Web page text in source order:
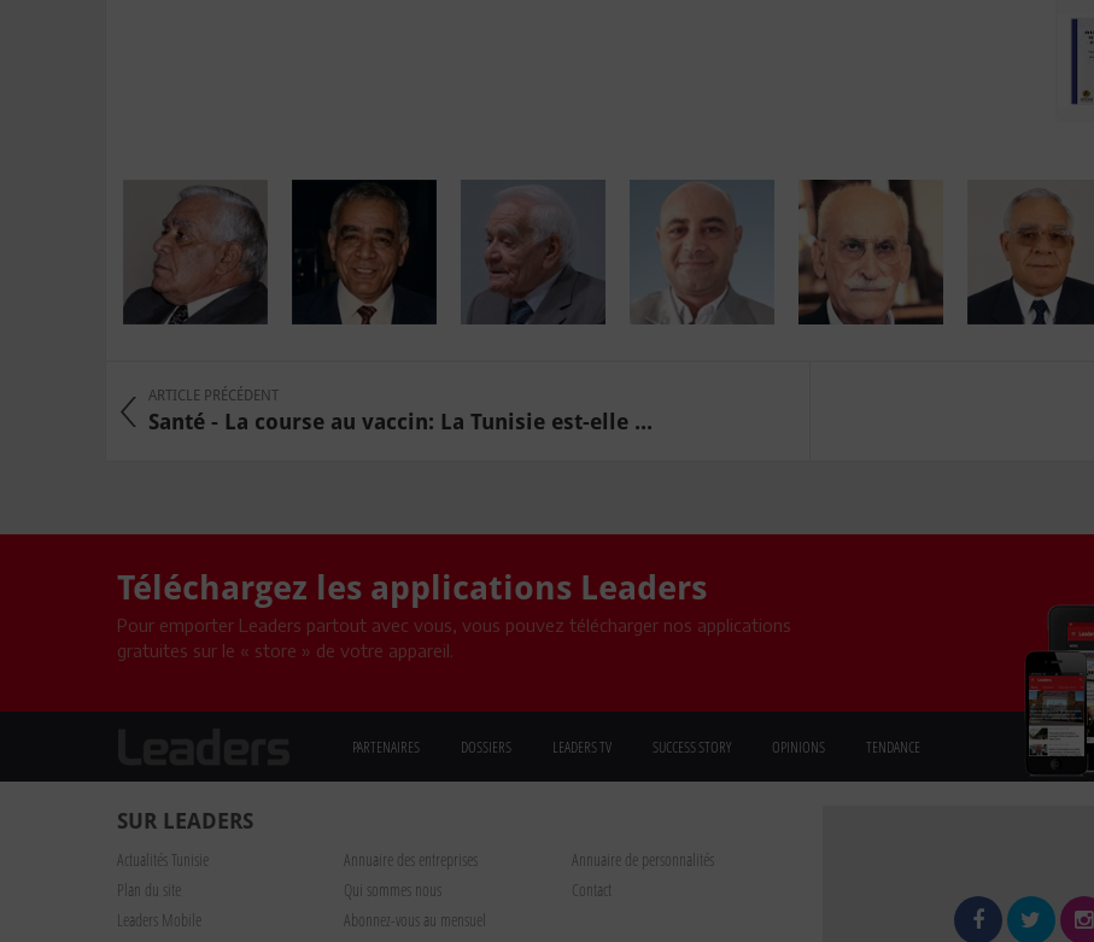
ARTICLE PRÉCÉDENT
Santé - La course au vaccin: La Tunisie est-elle ...
Téléchargez les applications Leaders
Pour emporter Leaders partout avec vous, vous pouvez télécharger nos applications
gratuites sur le « store » de votre appareil.
PARTENAIRES DOSSIERS LEADERS TV SUCCESS STORY OPINIONS TENDANCE
SUR LEADERS
Actualités Tunisie Annuaire des entreprises
Annuaire de personnalités
Plan du site
Qui sommes nous
Contact
Leaders Mobile
Abonnez-vous au mensuel